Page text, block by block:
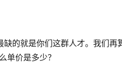
的就是你们这群人才。我们再
单价是多少？